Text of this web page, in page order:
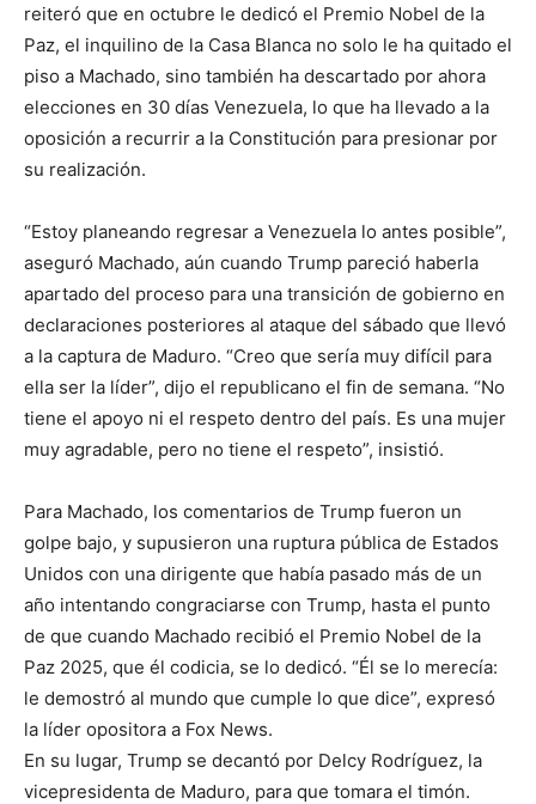
reiteró que en octubre le dedicó el Premio Nobel de la
Paz, el inquilino de la Casa Blanca no solo le ha quitado el
piso a Machado, sino también ha descartado por ahora
elecciones en 30 días Venezuela, lo que ha llevado a la
oposición a recurrir a la Constitución para presionar por
su realización.
“Estoy planeando regresar a Venezuela lo antes posible”,
aseguró Machado, aún cuando Trump pareció haberla
apartado del proceso para una transición de gobierno en
declaraciones posteriores al ataque del sábado que llevó
a la captura de Maduro. “Creo que sería muy difícil para
ella ser la líder”, dijo el republicano el fin de semana. “No
tiene el apoyo ni el respeto dentro del país. Es una mujer
muy agradable, pero no tiene el respeto”, insistió.
Para Machado, los comentarios de Trump fueron un
golpe bajo, y supusieron una ruptura pública de Estados
Unidos con una dirigente que había pasado más de un
año intentando congraciarse con Trump, hasta el punto
de que cuando Machado recibió el Premio Nobel de la
Paz 2025, que él codicia, se lo dedicó. “Él se lo merecía:
le demostró al mundo que cumple lo que dice”, expresó
la líder opositora a Fox News.
En su lugar, Trump se decantó por Delcy Rodríguez, la
vicepresidenta de Maduro, para que tomara el timón.